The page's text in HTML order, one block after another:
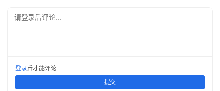
请登录后评论...
登录后才能评论
提交